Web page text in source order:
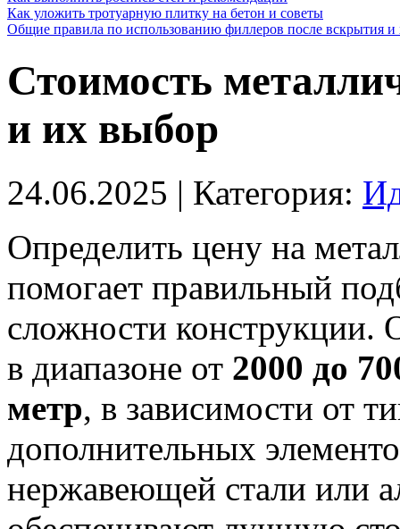
Как уложить тротуарную плитку на бетон и советы
Общие правила по использованию филлеров после вскрытия и
Стоимость
и их выбор
24.06.2025 | Категория:
Определить цену на
помогает правильный
сложности конструкции.
в диапазоне от 2000 до
метр, в зависимости от
дополнительных
нержавеющей стали или